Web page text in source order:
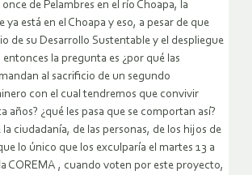
de Pelambres en el río Choapa, la
ya está en el Choapa y eso, a pesar de que
de su Desarrollo Sustentable y el despliegue
la pregunta es ¿por qué las
al sacrificio de un segundo
con el cual tendremos que convivir
años? ¿qué les pasa que se comportan así?
ciudadanía, de las personas, de los hijos de
lo único que los exculparía el martes 13 a
COREMA , cuando voten por este proyecto,